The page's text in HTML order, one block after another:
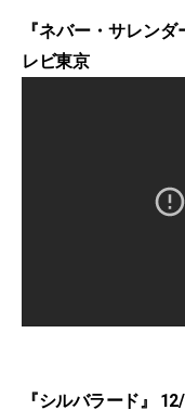
『ネバー・サレン
レビ東京
『シルバラード』